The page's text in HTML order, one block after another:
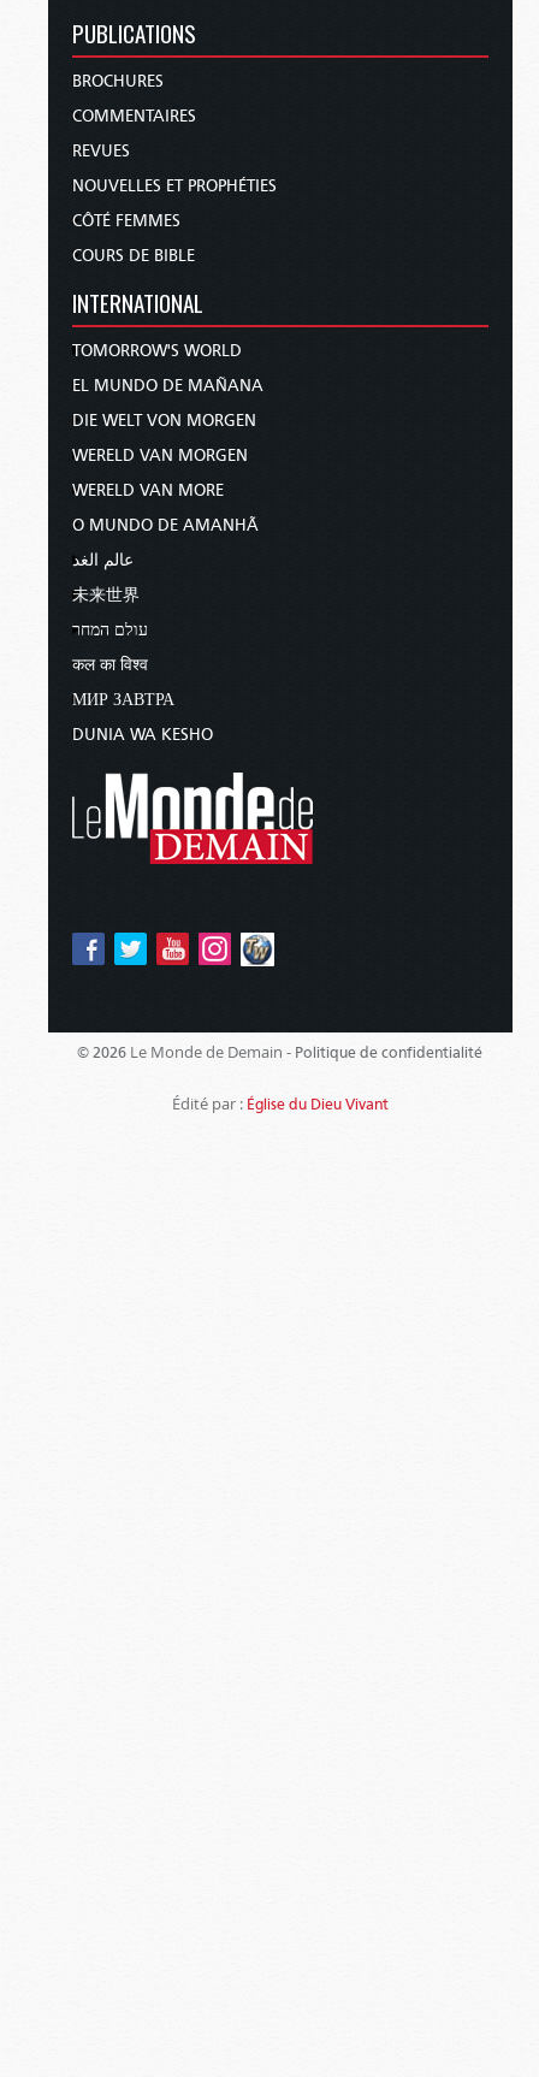
PUBLICATIONS
BROCHURES
COMMENTAIRES
REVUES
NOUVELLES ET PROPHÉTIES
CÔTÉ FEMMES
COURS DE BIBLE
INTERNATIONAL
TOMORROW'S WORLD
EL MUNDO DE MAÑANA
DIE WELT VON MORGEN
WERELD VAN MORGEN
WERELD VAN MORE
O MUNDO DE AMANHÃ
عالم الغد
未来世界
עולם המחר
कल का विश्व
МИР ЗАВТРА
DUNIA WA KESHO
© 2026 Le Monde de Demain - Politique de confidentialité
Édité par : Église du Dieu Vivant